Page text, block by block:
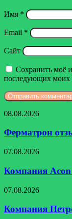
Имя *
Email *
Сайт
Сохранить моё
последующих моих
Ферматрон
08.08.2026
Ферматрон
Компания
отзывы
07.08.2026
Компания
Компания
отзывы
07.08.2026
Компания